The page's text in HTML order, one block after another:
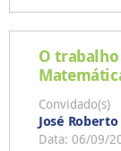
O
Convidado(s)
José
Data: 06/09/